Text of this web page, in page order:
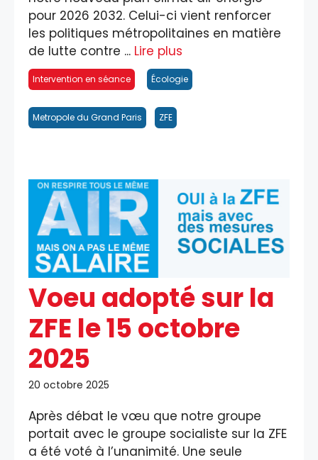
pour 2026 2032. Celui-ci vient renforcer
les politiques métropolitaines en matière
de lutte contre ... Lire plus
Intervention en séance Écologie
Metropole du Grand Paris ZFE
Voeu adopté sur la
ZFE le 15 octobre
2025
20 octobre 2025
Après débat le vœu que notre groupe
portait avec le groupe socialiste sur la ZFE
a été voté à l’unanimité. Une seule